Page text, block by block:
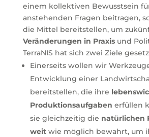
einem kollektiven Bewusstsein
anstehenden Fragen beitragen,
die Mittel bereitstellen, um
Veränderungen in Praxis und
TerraNIS hat sich zwei Ziele
Einerseits wollen wir
Entwicklung einer
bereitstellen, die ihre
Produktionsaufgaben erfüllen
sie gleichzeitig die natürlichen
weit wie möglich bewahrt, um